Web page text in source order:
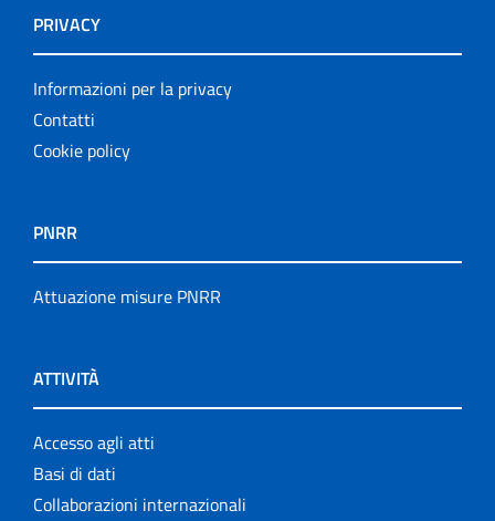
PRIVACY
Informazioni per la privacy
Contatti
Cookie policy
PNRR
Attuazione misure PNRR
ATTIVITÀ
Accesso agli atti
Basi di dati
Collaborazioni internazionali